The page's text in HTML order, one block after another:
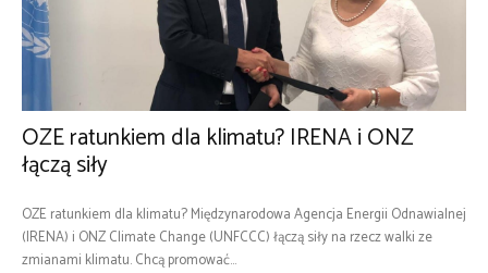
OZE ratunkiem dla klimatu? IRENA i ONZ
łączą siły
OZE ratunkiem dla klimatu? Międzynarodowa Agencja Energii Odnawialnej
(IRENA) i ONZ Climate Change (UNFCCC) łączą siły na rzecz walki ze
zmianami klimatu. Chcą promować...